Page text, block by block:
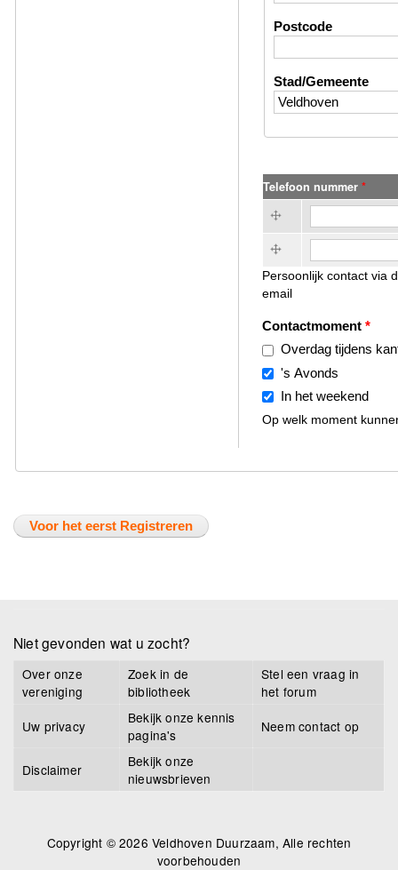
Postcode
Stad/Gemeente
Telefoon nummer *
Telefoon nummer
Telefoon nummer (value 2)
Persoonlijk contact via
email
Contactmoment *
Overdag tijdens
's Avonds
In het weekend
Op welk moment
Niet gevonden wat u zocht?
Over onze
vereniging
Zoek in de
bibliotheek
Stel een vraag in
het forum
Uw privacy
Bekijk onze kennis
pagina's
Neem contact op
Disclaimer
Bekijk onze
nieuwsbrieven
Copyright © 2026 Veldhoven Duurzaam, Alle rechten
voorbehouden